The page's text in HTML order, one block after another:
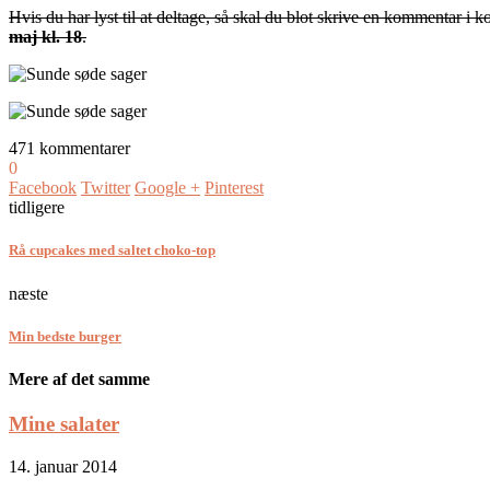
Hvis du har lyst til at deltage, så skal du blot skrive en kommentar i
maj kl. 18.
471 kommentarer
0
Facebook Twitter Google + Pinterest
tidligere
Rå cupcakes med saltet choko-top
næste
Min bedste burger
Mere af det samme
Mine salater
14. januar 2014